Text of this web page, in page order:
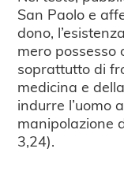
San Paolo e
dono,
mero
soprattutto di
medicina e
indurre l’uomo
manipolazione
3,24).